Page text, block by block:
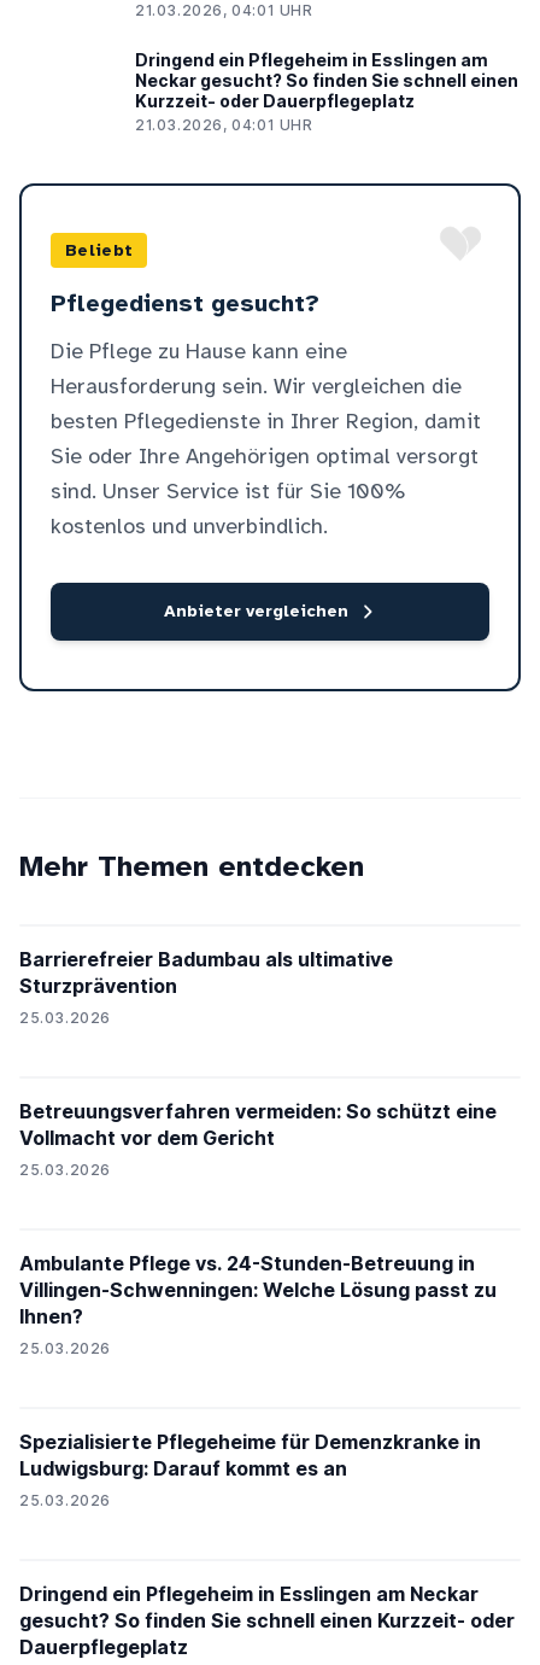
21.03.2026, 04:01 UHR
Dringend ein Pflegeheim in Esslingen am
Neckar gesucht? So finden Sie schnell einen
Kurzzeit- oder Dauerpflegeplatz
21.03.2026, 04:01 UHR
Beliebt
Pflegedienst gesucht?
Die Pflege zu Hause kann eine
Herausforderung sein. Wir vergleichen die
besten Pflegedienste in Ihrer Region, damit
Sie oder Ihre Angehörigen optimal versorgt
sind. Unser Service ist für Sie 100%
kostenlos und unverbindlich.
Anbieter vergleichen
Mehr Themen entdecken
Barrierefreier Badumbau als ultimative
Sturzprävention
25.03.2026
Betreuungsverfahren vermeiden: So schützt eine
Vollmacht vor dem Gericht
25.03.2026
Ambulante Pflege vs. 24-Stunden-Betreuung in
Villingen-Schwenningen: Welche Lösung passt zu
Ihnen?
25.03.2026
Spezialisierte Pflegeheime für Demenzkranke in
Ludwigsburg: Darauf kommt es an
25.03.2026
Dringend ein Pflegeheim in Esslingen am Neckar
gesucht? So finden Sie schnell einen Kurzzeit- oder
Dauerpflegeplatz